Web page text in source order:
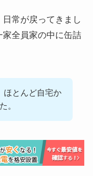
常が戻ってきまし
全員家の中に缶詰
ほとんど自宅か
。